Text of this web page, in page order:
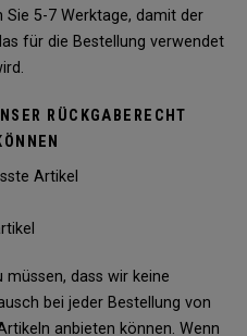
5-7 Werktage, damit der
für die Bestellung verwendet
RÜCKGABERECHT
Artikel
dass wir keine
bei jeder Bestellung von
anbieten können. Wenn